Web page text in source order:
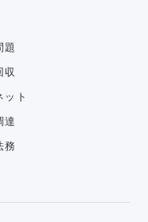
題
収
ット
達
務